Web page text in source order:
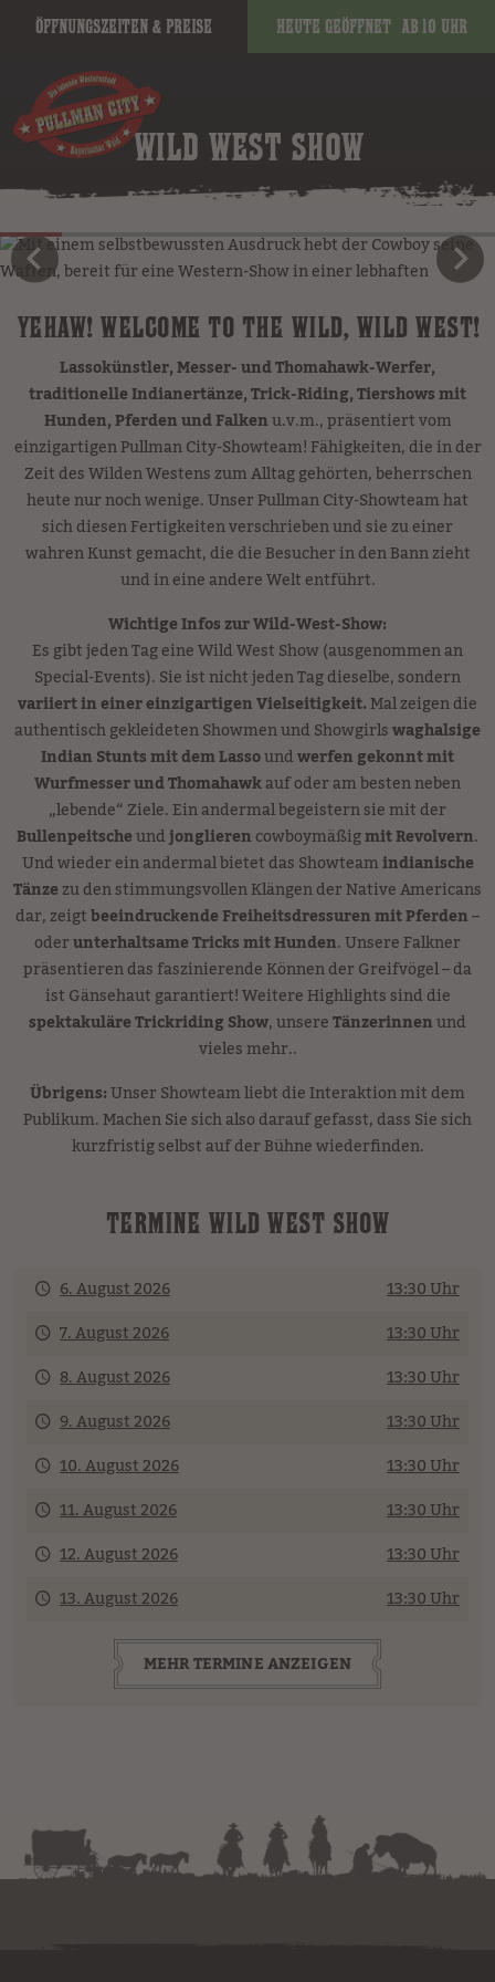
Öffnungszeiten & Preise Heute geöffnet ab 10 Uhr
WILD WEST SHOW
YEHAW! WELCOME TO THE WILD, WILD WEST!
Lassokünstler, Messer- und Thomahawk-Werfer,
traditionelle Indianertänze, Trick-Riding, Tiershows mit
Hunden, Pferden und Falkenu.v.m., präsentiert vom
einzigartigen Pullman City-Showteam! Fähigkeiten, die in der
Zeit des Wilden Westens zum Alltag gehörten, beherrschen
heute nur noch wenige. Unser Pullman City-Showteam hat
sich diesen Fertigkeiten verschrieben und sie zu einer
wahren Kunst gemacht, die die Besucher in den Bann zieht
und in eine andere Welt entführt.
Wichtige Infos zur Wild-West-Show:
Es gibt jeden Tag eine Wild West Show (ausgenommen an
Special-Events). Sie ist nicht jeden Tag dieselbe, sondern
variiert in einer einzigartigen Vielseitigkeit.Mal zeigen die
authentisch gekleideten Showmen und Showgirlswaghalsige
Indian Stunts mit dem Lassoundwerfen gekonnt mit
Wurfmesser und Thomahawkauf oder am besten neben
„lebende“ Ziele. Ein andermal begeistern sie mit der
Bullenpeitscheundjonglierencowboymäßigmit Revolvern.
Und wieder ein andermal bietet das Showteamindianische
Tänzezu den stimmungsvollen Klängen der Native Americans
dar, zeigtbeeindruckende Freiheitsdressuren mit Pferden–
oderunterhaltsame Tricks mit Hunden. Unsere Falkner
präsentieren das faszinierende Können der Greifvögel – da
ist Gänsehaut garantiert! Weitere Highlights sind die
spektakuläre Trickriding Show, unsereTänzerinnenund
vieles mehr..
Übrigens:Unser Showteam liebt die Interaktion mit dem
Publikum. Machen Sie sich also darauf gefasst, dass Sie sich
kurzfristig selbst auf der Bühne wiederfinden.
TERMINE WILD WEST SHOW
6. August 2026
13:30 Uhr
7. August 2026
13:30 Uhr
8. August 2026
13:30 Uhr
9. August 2026
13:30 Uhr
10. August 2026
13:30 Uhr
11. August 2026
13:30 Uhr
12. August 2026
13:30 Uhr
13. August 2026
13:30 Uhr
MEHR TERMINE ANZEIGEN